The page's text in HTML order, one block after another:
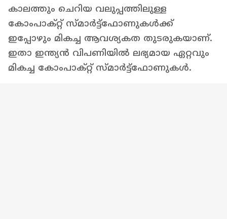
കാലത്തും ചെറിയ വലുപ്പത്തിലുള്ള
കോംപാക്റ്റ് സ്‌മാർട്ട്ഫോണുകൾക്ക്
ഇപ്പോഴും മികച്ച ആവശ്യകത തുടരുകയാണ്.
ഇതാ ഇന്ത്യൻ വിപണിയിൽ ലഭ്യമായ ഏറ്റവും
മികച്ച കോംപാക്റ്റ് സ്‍മാർട്ട്‌ഫോണുകൾ.